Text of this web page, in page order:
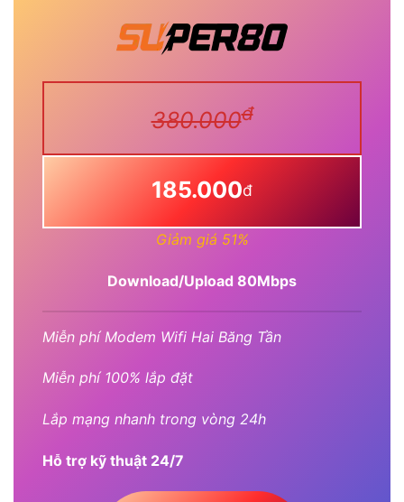
380.000đ
185.000đ
Giảm giá 51%
Download/Upload 80Mbps
Miễn phí Modem Wifi Hai Băng Tần
Miễn phí 100% lắp đặt
Lắp mạng nhanh trong vòng 24h
Hỗ trợ kỹ thuật 24/7